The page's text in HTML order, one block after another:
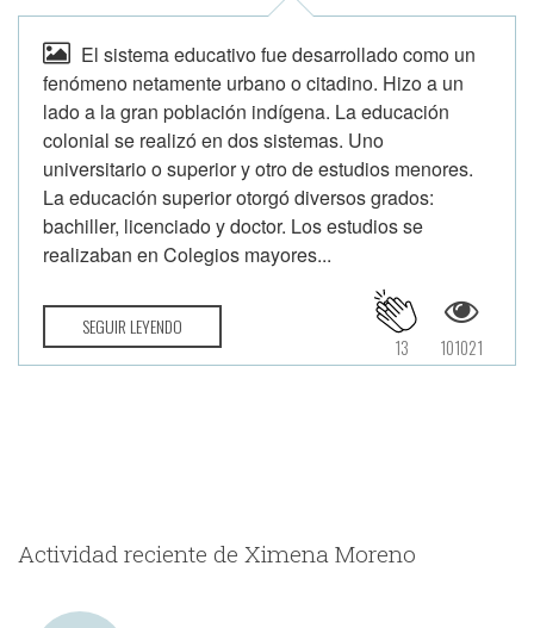
El sistema educativo fue desarrollado como un
fenómeno netamente urbano o citadino. Hizo a un
lado a la gran población indígena. La educación
colonial se realizó en dos sistemas. Uno
universitario o superior y otro de estudios menores.
La educación superior otorgó diversos grados:
bachiller, licenciado y doctor. Los estudios se
realizaban en Colegios mayores...
SEGUIR LEYENDO
101021
13
Actividad reciente de Ximena Moreno